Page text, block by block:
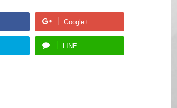
Google+
LINE